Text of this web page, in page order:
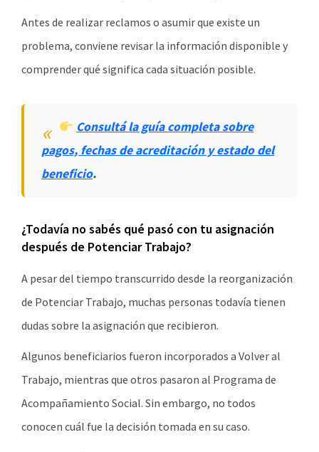
Antes de realizar reclamos o asumir que existe un
problema, conviene revisar la información disponible y
comprender qué significa cada situación posible.
Consultá la guía completa sobre
pagos, fechas de acreditación y estado del
beneficio.
¿Todavía no sabés qué pasó con tu asignación
después de Potenciar Trabajo?
A pesar del tiempo transcurrido desde la reorganización
de Potenciar Trabajo, muchas personas todavía tienen
dudas sobre la asignación que recibieron.
Algunos beneficiarios fueron incorporados a Volver al
Trabajo, mientras que otros pasaron al Programa de
Acompañamiento Social. Sin embargo, no todos
conocen cuál fue la decisión tomada en su caso.